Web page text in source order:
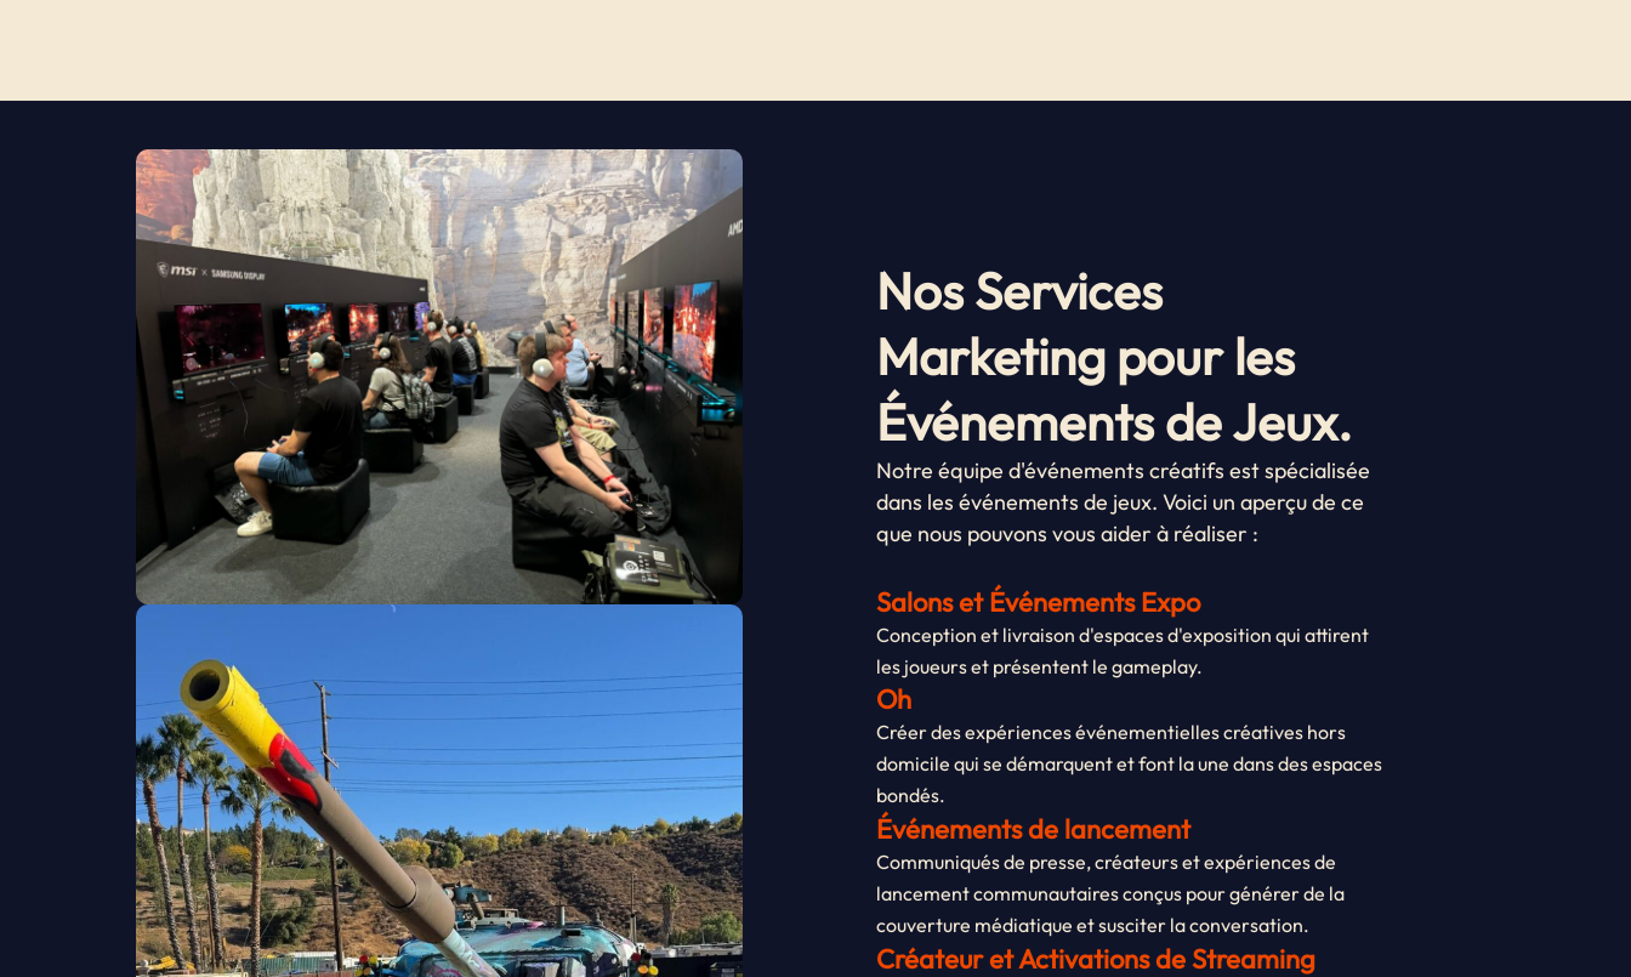
Nos Services
Marketing pour les
Événements de Jeux.
Notre équipe d'événements créatifs est spécialisée
dans les événements de jeux. Voici un aperçu de ce
que nous pouvons vous aider à réaliser :
Salons et Événements Expo
Conception et livraison d'espaces d'exposition qui attirent
les joueurs et présentent le gameplay.
Oh
Créer des expériences événementielles créatives hors
domicile qui se démarquent et font la une dans des espaces
bondés.
Événements de lancement
Communiqués de presse, créateurs et expériences de
lancement communautaires conçus pour générer de la
couverture médiatique et susciter la conversation.
Créateur et Activations de Streaming